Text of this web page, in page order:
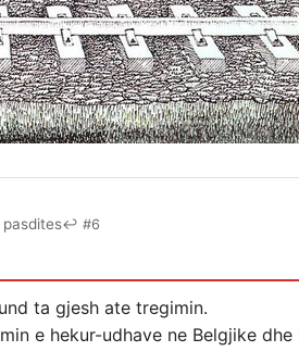
↩ #6
ta gjesh ate tregimin.
e hekur-udhave ne Belgjike